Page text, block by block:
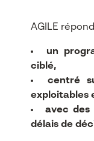
AGILE
un
ciblé,
centré
exploitables
avec des
délais de